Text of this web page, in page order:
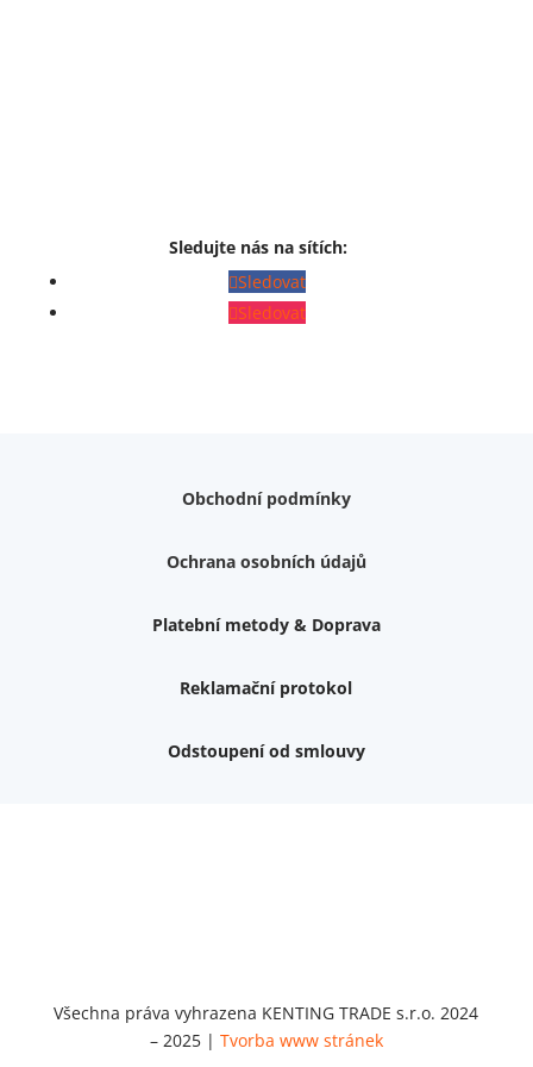
Sledujte nás na sítích:
Sledovat
Sledovat
Obchodní podmínky
Ochrana osobních údajů
Platební metody & Doprava
Reklamační protokol
Odstoupení od smlouvy
Všechna práva vyhrazena KENTING TRADE s.r.o. 2024
– 2025 | Tvorba www stránek